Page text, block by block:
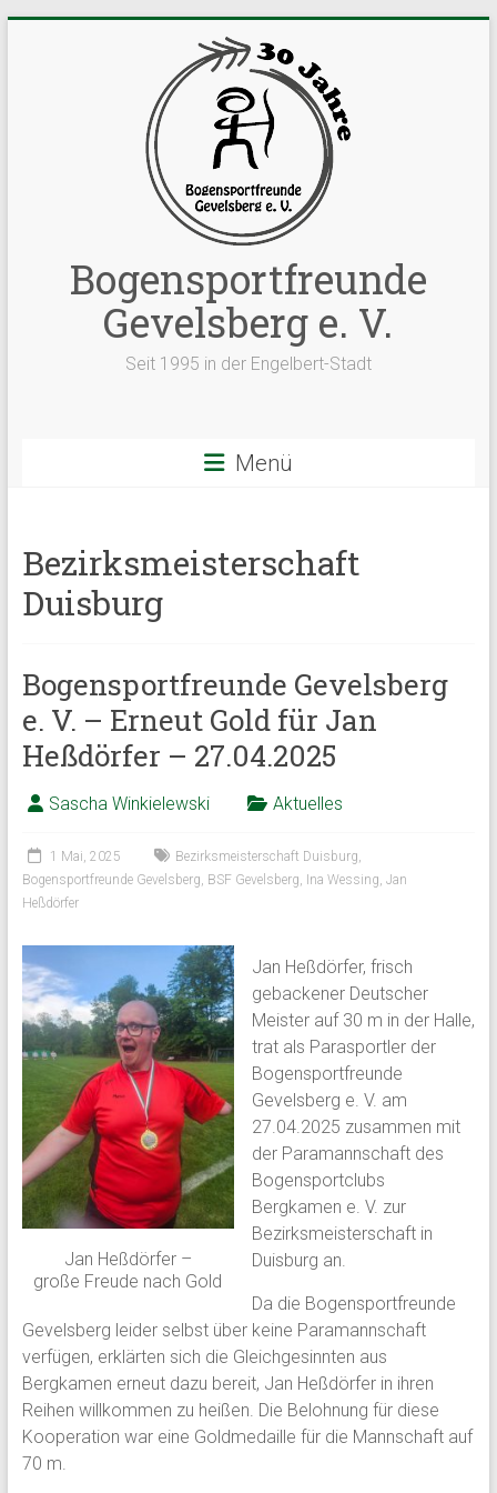
Bogensportfreunde
Gevelsberg e. V.
Seit 1995 in der Engelbert-Stadt
Menü
Bezirksmeisterschaft
Duisburg
Bogensportfreunde Gevelsberg
e. V. – Erneut Gold für Jan
Heßdörfer – 27.04.2025
Sascha Winkielewski Aktuelles
1 Mai, 2025 Bezirksmeisterschaft Duisburg,
Bogensportfreunde Gevelsberg, BSF Gevelsberg, Ina Wessing, Jan
Heßdörfer
Jan Heßdörfer –
große Freude nach Gold
Jan Heßdörfer, frisch
gebackener Deutscher
Meister auf 30 m in der Halle,
trat als Parasportler der
Bogensportfreunde
Gevelsberg e. V. am
27.04.2025 zusammen mit
der Paramannschaft des
Bogensportclubs
Bergkamen e. V. zur
Bezirksmeisterschaft in
Duisburg an.
Da die Bogensportfreunde
Gevelsberg leider selbst über keine Paramannschaft
verfügen, erklärten sich die Gleichgesinnten aus
Bergkamen erneut dazu bereit, Jan Heßdörfer in ihren
Reihen willkommen zu heißen. Die Belohnung für diese
Kooperation war eine Goldmedaille für die Mannschaft auf
70 m.